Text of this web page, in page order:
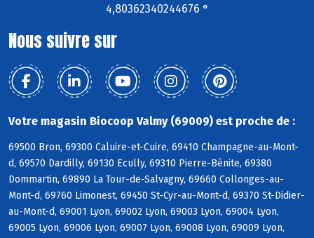
4,80362340244676 °
Nous suivre sur
Votre magasin Biocoop Valmy (69009) est proche de :
69500 Bron, 69300 Caluire-et-Cuire, 69410 Champagne-au-Mont-
d, 69570 Dardilly, 69130 Ecully, 69310 Pierre-Bénite, 69380
Dommartin, 69890 La Tour-de-Salvagny, 69660 Collonges-au-
Mont-d, 69760 Limonest, 69450 St-Cyr-au-Mont-d, 69370 St-Didier-
au-Mont-d, 69001 Lyon, 69002 Lyon, 69003 Lyon, 69004 Lyon,
69005 Lyon, 69006 Lyon, 69007 Lyon, 69008 Lyon, 69009 Lyon,